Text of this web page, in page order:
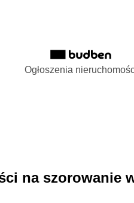
Ogłoszenia
na szorowanie